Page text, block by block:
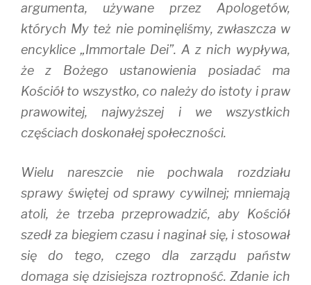
argumenta, używane przez Apologetów,
których My też nie pominęliśmy, zwłaszcza w
encyklice „Immortale Dei”. A z nich wypływa,
że z Bożego ustanowienia posiadać ma
Kościół to wszystko, co należy do istoty i praw
prawowitej, najwyższej i we wszystkich
częściach doskonałej społeczności.
Wielu nareszcie nie pochwala rozdziału
sprawy świętej od sprawy cywilnej; mniemają
atoli, że trzeba przeprowadzić, aby Kościół
szedł za biegiem czasu i naginał się, i stosował
się do tego, czego dla zarządu państw
domaga się dzisiejsza roztropność. Zdanie ich